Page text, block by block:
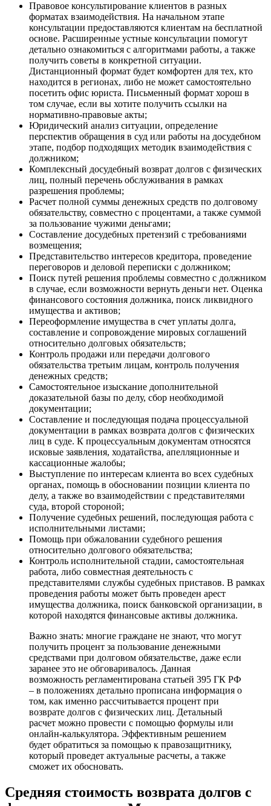
Правовое консультирование клиентов в разных
форматах взаимодействия. На начальном этапе
консультации предоставляются клиентам на бесплатной
основе. Расширенные устные консультации помогут
детально ознакомиться с алгоритмами работы, а также
получить советы в конкретной ситуации.
Дистанционный формат будет комфортен для тех, кто
находится в регионах, либо не может самостоятельно
посетить офис юриста. Письменный формат хорош в
том случае, если вы хотите получить ссылки на
нормативно-правовые акты;
Юридический анализ ситуации, определение
перспектив обращения в суд или работы на досудебном
этапе, подбор подходящих методик взаимодействия с
должником;
Комплексный досудебный возврат долгов с физических
лиц, полный перечень обслуживания в рамках
разрешения проблемы;
Расчет полной суммы денежных средств по долговому
обязательству, совместно с процентами, а также суммой
за пользование чужими деньгами;
Составление досудебных претензий с требованиями
возмещения;
Представительство интересов кредитора, проведение
переговоров и деловой переписки с должником;
Поиск путей решения проблемы совместно с должником
в случае, если возможности вернуть деньги нет. Оценка
финансового состояния должника, поиск ликвидного
имущества и активов;
Переоформление имущества в счет уплаты долга,
составление и сопровождение мировых соглашений
относительно долговых обязательств;
Контроль продажи или передачи долгового
обязательства третьим лицам, контроль получения
денежных средств;
Самостоятельное изыскание дополнительной
доказательной базы по делу, сбор необходимой
документации;
Составление и последующая подача процессуальной
документации в рамках возврата долгов с физических
лиц в суде. К процессуальным документам относятся
исковые заявления, ходатайства, апелляционные и
кассационные жалобы;
Выступление по интересам клиента во всех судебных
органах, помощь в обосновании позиции клиента по
делу, а также во взаимодействии с представителями
суда, второй стороной;
Получение судебных решений, последующая работа с
исполнительными листами;
Помощь при обжаловании судебного решения
относительно долгового обязательства;
Контроль исполнительной стадии, самостоятельная
работа, либо совместная деятельность с
представителями службы судебных приставов. В рамках
проведения работы может быть проведен арест
имущества должника, поиск банковской организации, в
которой находятся финансовые активы должника.
Важно знать: многие граждане не знают, что могут
получить процент за пользование денежными
средствами при долговом обязательстве, даже если
заранее это не обговаривалось. Данная
возможность регламентирована статьей 395 ГК РФ
– в положениях детально прописана информация о
том, как именно рассчитывается процент при
возврате долгов с физических лиц. Детальный
расчет можно провести с помощью формулы или
онлайн-калькулятора. Эффективным решением
будет обратиться за помощью к правозащитнику,
который проведет актуальные расчеты, а также
сможет их обосновать.
Средняя стоимость возврата долгов с